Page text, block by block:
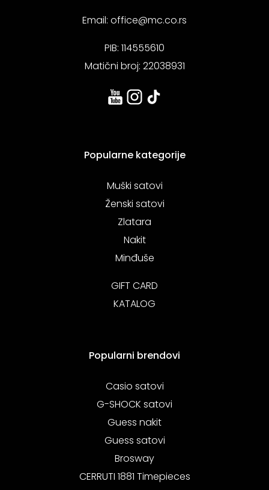
Email: office@mc.co.rs
PIB: 114555610
Matični broj: 22038931
Popularne kategorije
Muški satovi
Ženski satovi
Zlatara
Nakit
Minđuše
GIFT CARD
KATALOG
Popularni brendovi
Casio satovi
G-SHOCK satovi
Guess nakit
Guess satovi
Brosway
CERRUTI 1881 Timepieces